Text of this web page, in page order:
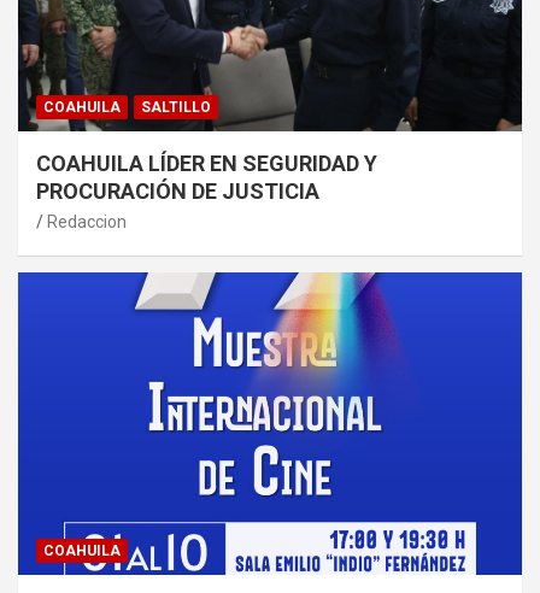
COAHUILA SALTILLO
COAHUILA LÍDER EN SEGURIDAD Y
PROCURACIÓN DE JUSTICIA
Redaccion
COAHUILA